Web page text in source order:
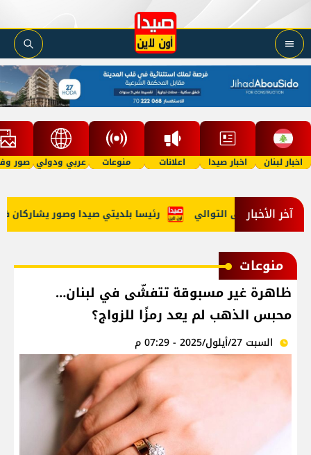
اخبار لبنان اخبار صيدا اعلانات منوعات عربي ودولي صور
آخر الأخبار رئيسا بلديتي صيدا وصور يشاركان في الرابع على التوالي
منوعات
ظاهرة غير مسبوقة تتفشّى في لبنان…
محبس الذهب لم يعد رمزًا للزواج؟
السبت 27/أيلول/2025 - 07:29 م